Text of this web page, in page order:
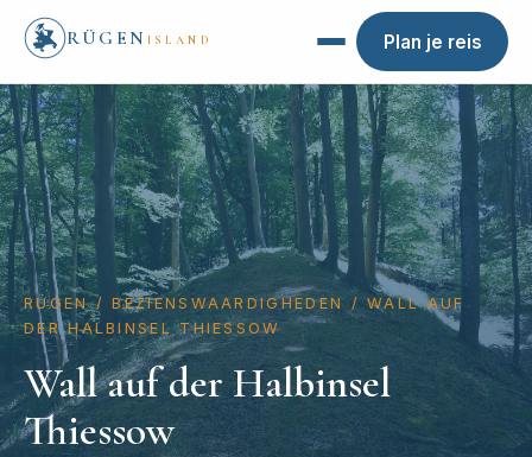
RÜGEN ISLAND Plan je reis
RÜGEN/ BEZIENSWAARDIGHEDEN /WALL AUF
DER HALBINSEL THIESSOW
Wall auf der Halbinsel
Thiessow